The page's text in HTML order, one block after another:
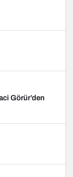
Görür’den